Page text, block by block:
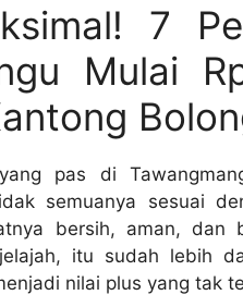
7
Mulai
pas di
semuanya sesuai
bersih, aman,
itu sudah lebih
nilai plus yang tak